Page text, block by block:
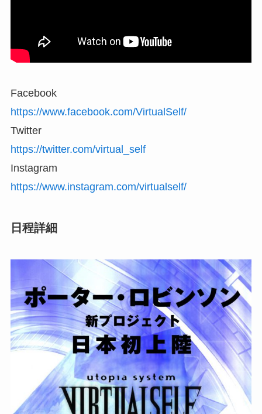
Facebook
https://www.facebook.com/VirtualSelf/
Twitter
https://twitter.com/virtual_self
Instagram
https://www.instagram.com/virtualself/
日程詳細